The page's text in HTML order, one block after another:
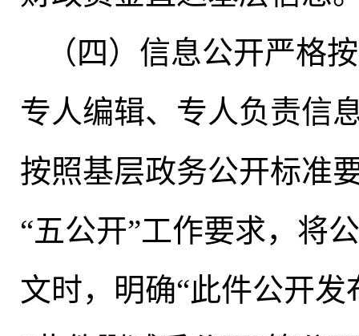
（四）信息公开严格
专人编辑、专人负责信
按照基层政务公开标准
“五公开”工作要求， 将
文时， 明确“此件公开发